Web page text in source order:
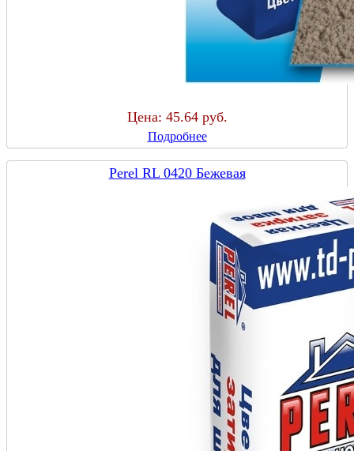
Цена: 45.64 руб.
Подробнее
Perel RL 0420 Бежевая